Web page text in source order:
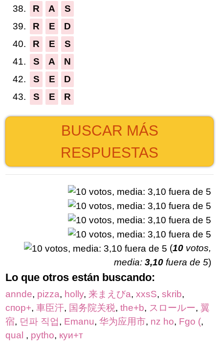
38.
R A
S
39.
R E
D
40.
R E
S
41.
S A
N
42.
S E
D
43.
S E R
BUSCAR MÁS
RESPUESTAS
(10 votos,
media: 3,10 fuera de 5)
Lo que otros están buscando:
annde, pizza, holly, 来まえびa, xxsS, skrib,
спор+, 車臣汗, 国务院关税, the+b, スロールー, 翼
宿, 던파 직업, Emanu, 华为应用市, nz ho, Fgo (,
qual , pytho, куи+т